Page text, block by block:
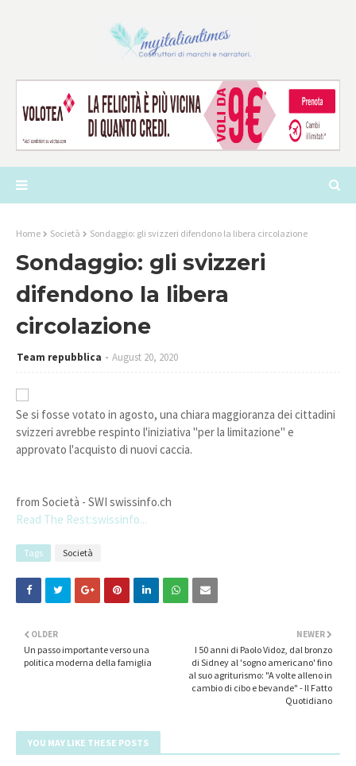
Home Società Sondaggio: gli svizzeri difendono la libera circolazione
Sondaggio: gli svizzeri
difendono la libera
circolazione
Team repubblica August 20, 2020
Se si fosse votato in agosto, una chiara maggioranza dei cittadini
svizzeri avrebbe respinto l'iniziativa "per la limitazione" e
approvato l'acquisto di nuovi caccia.
from Società - SWI swissinfo.ch
Read The Rest:swissinfo...
Tags Società
NEWER
I 50 anni di Paolo Vidoz, dal bronzo
di Sidney al 'sogno americano' fino
al suo agriturismo: "A volte alleno in
cambio di cibo e bevande" - Il Fatto
Quotidiano
OLDER
Un passo importante verso una
politica moderna della famiglia
YOU MAY LIKE THESE POSTS